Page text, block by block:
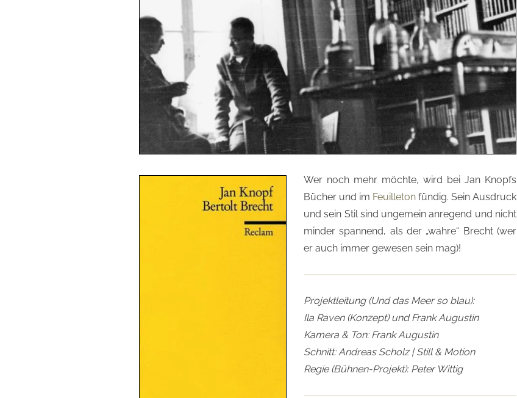
Wer noch mehr möchte, wird bei Jan Knopfs
Bücher und im Feuilleton fündig. Sein Ausdruck
und sein Stil sind ungemein anregend und nicht
minder spannend, als der „wahre“ Brecht (wer
er auch immer gewesen sein mag)!
Projektleitung (Und das Meer so blau):
Ila Raven (Konzept) und Frank Augustin
Kamera & Ton: Frank Augustin
Schnitt: Andreas Scholz | Still & Motion
Regie (Bühnen-Projekt): Peter Wittig